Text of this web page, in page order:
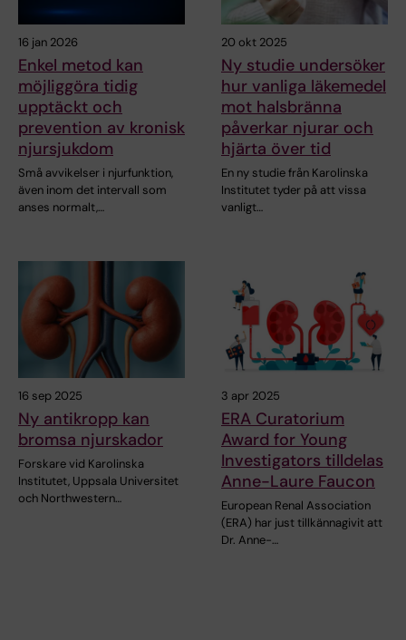
16 jan 2026
Enkel metod kan
möjliggöra tidig
upptäckt och
prevention av kronisk
njursjukdom
Små avvikelser i njurfunktion,
även inom det intervall som
anses normalt,…
20 okt 2025
Ny studie undersöker
hur vanliga läkemedel
mot halsbränna
påverkar njurar och
hjärta över tid
En ny studie från Karolinska
Institutet tyder på att vissa
vanligt…
16 sep 2025
Ny antikropp kan
bromsa njurskador
Forskare vid Karolinska
Institutet, Uppsala Universitet
och Northwestern…
3 apr 2025
ERA Curatorium
Award for Young
Investigators tilldelas
Anne-Laure Faucon
European Renal Association
(ERA) har just tillkännagivit att
Dr. Anne-…